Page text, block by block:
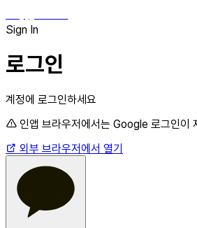
Sign In
로그인
계정에 로그인하세요
인앱 브라우저에서는 Google 로그인이
외부 브라우저에서 열기